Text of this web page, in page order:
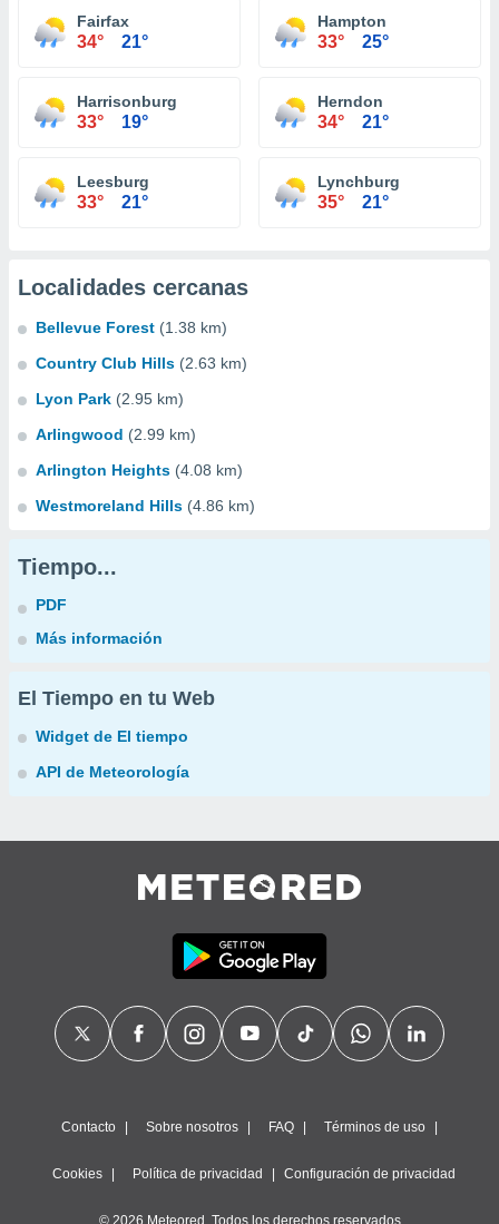
Fairfax
34° 21°
Hampton
33° 25°
Harrisonburg
33° 19°
Herndon
34° 21°
Leesburg
33° 21°
Lynchburg
35° 21°
Localidades cercanas
Bellevue Forest (1.38 km)
Country Club Hills (2.63 km)
Lyon Park (2.95 km)
Arlingwood (2.99 km)
Arlington Heights (4.08 km)
Westmoreland Hills (4.86 km)
Tiempo...
PDF
Más información
El Tiempo en tu Web
Widget de El tiempo
API de Meteorología
Contacto Sobre nosotros FAQ Términos de uso
Cookies Política de privacidad Configuración de privacidad
© 2026 Meteored. Todos los derechos reservados